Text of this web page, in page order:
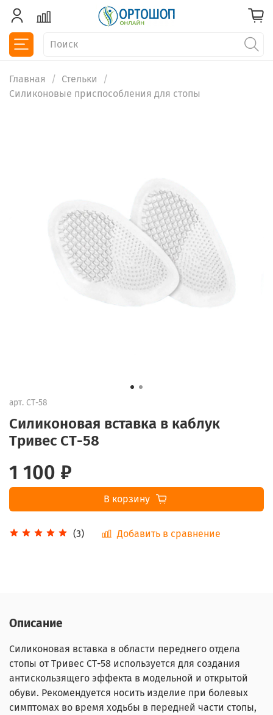
Главная
Стельки
Силиконовые приспособления для стопы
арт. СТ-58
Силиконовая вставка в каблук
Тривес СТ-58
(3) Добавить в сравнение
1 100 ₽
В корзину
Описание
Силиконовая вставка в области переднего отдела
стопы от Тривес СТ-58 используется для создания
антискользящего эффекта в модельной и открытой
обуви. Рекомендуется носить изделие при болевых
симптомах во время ходьбы в передней части стопы,